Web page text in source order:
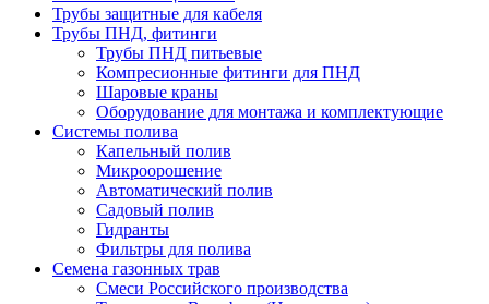
Трубы защитные для кабеля
Трубы ПНД, фитинги
Трубы ПНД питьевые
Компресионные фитинги для ПНД
Шаровые краны
Оборудование для монтажа и комплектующие
Системы полива
Капельный полив
Микроорошение
Автоматический полив
Садовый полив
Гидранты
Фильтры для полива
Семена газонных трав
Смеси Российского производства